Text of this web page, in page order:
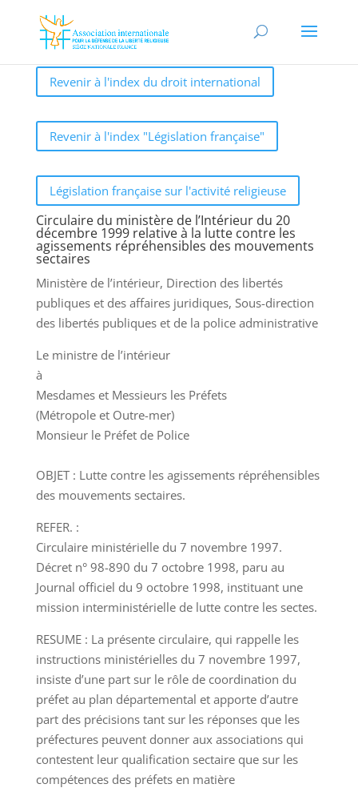
Revenir à l'index du droit international
Revenir à l'index "Législation française"
Législation française sur l'activité religieuse
Circulaire du ministère de l’Intérieur du 20
décembre 1999 relative à la lutte contre les
agissements répréhensibles des mouvements
sectaires
Ministère de l’intérieur, Direction des libertés
publiques et des affaires juridiques, Sous-direction
des libertés publiques et de la police administrative
Le ministre de l’intérieur
à
Mesdames et Messieurs les Préfets
(Métropole et Outre-mer)
Monsieur le Préfet de Police
OBJET : Lutte contre les agissements répréhensibles
des mouvements sectaires.
REFER. :
Circulaire ministérielle du 7 novembre 1997.
Décret n° 98-890 du 7 octobre 1998, paru au
Journal officiel du 9 octobre 1998, instituant une
mission interministérielle de lutte contre les sectes.
RESUME : La présente circulaire, qui rappelle les
instructions ministérielles du 7 novembre 1997,
insiste d’une part sur le rôle de coordination du
préfet au plan départemental et apporte d’autre
part des précisions tant sur les réponses que les
préfectures peuvent donner aux associations qui
contestent leur qualification sectaire que sur les
compétences des préfets en matière